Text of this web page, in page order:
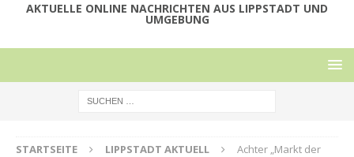
AKTUELLE ONLINE NACHRICHTEN AUS LIPPSTADT UND
UMGEBUNG
STARTSEITE LIPPSTADT AKTUELL
Achter „Markt der